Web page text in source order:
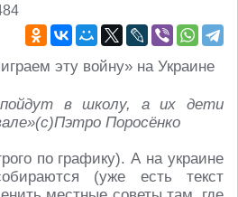
в школу, а их дети
Поросёнко
по графику). А на украине
(уже есть текст